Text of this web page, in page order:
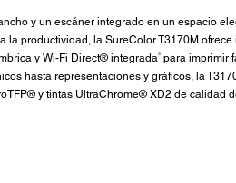
y un escáner integrado en un espacio
productividad, la SureColor T3170M
y Wi-Fi Direct® integrada5para imprimir
hasta representaciones y gráficos, la
y tintas UltraChrome® XD2 de calidad